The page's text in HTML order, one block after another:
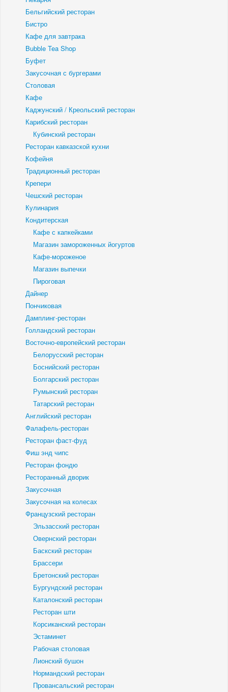
Бельгийский ресторан
Бистро
Кафе для завтрака
Bubble Tea Shop
Буфет
Закусочная с бургерами
Столовая
Кафе
Каджунский / Креольский ресторан
Карибский ресторан
Кубинский ресторан
Ресторан кавказской кухни
Кофейня
Традиционный ресторан
Крепери
Чешский ресторан
Кулинария
Кондитерская
Кафе с капкейками
Магазин замороженных йогуртов
Кафе-мороженое
Магазин выпечки
Пироговая
Дайнер
Пончиковая
Дамплинг-ресторан
Голландский ресторан
Восточно-европейский ресторан
Белорусский ресторан
Боснийский ресторан
Болгарский ресторан
Румынский ресторан
Татарский ресторан
Английский ресторан
Фалафель-ресторан
Ресторан фаст-фуд
Фиш энд чипс
Ресторан фондю
Ресторанный дворик
Закусочная
Закусочная на колесах
Французский ресторан
Эльзасский ресторан
Овернский ресторан
Баскский ресторан
Брассери
Бретонский ресторан
Бургундский ресторан
Каталонский ресторан
Ресторан шти
Корсиканский ресторан
Эстаминет
Рабочая столовая
Лионский бушон
Нормандский ресторан
Провансальский ресторан